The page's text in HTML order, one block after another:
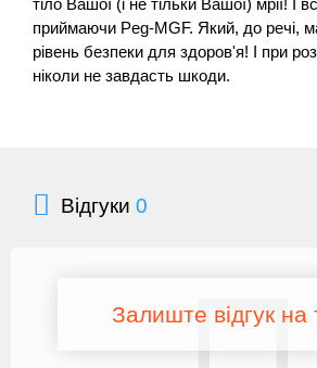
тіло Вашої (і не тільки Вашої) мрії! І
приймаючи Peg-MGF. Який, до речі,
рівень безпеки для здоров'я! І при
ніколи не завдасть шкоди.
Відгуки 0
Залиште відгук на